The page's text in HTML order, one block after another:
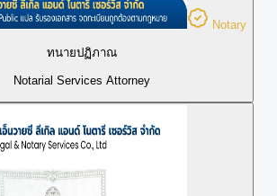
Notary
ทนายปฏิภาณ
Notarial Services Attorney